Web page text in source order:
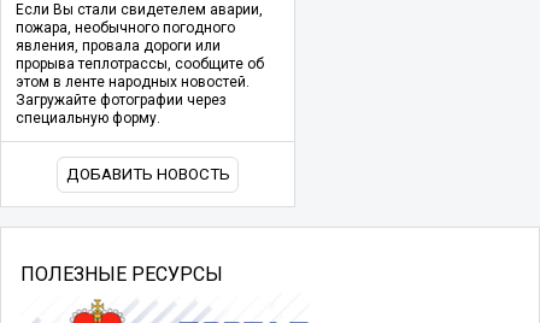
Если Вы стали свидетелем аварии,
пожара, необычного погодного
явления, провала дороги или
прорыва теплотрассы, сообщите об
этом в ленте народных новостей.
Загружайте фотографии через
специальную форму.
ДОБАВИТЬ НОВОСТЬ
ПОЛЕЗНЫЕ РЕСУРСЫ